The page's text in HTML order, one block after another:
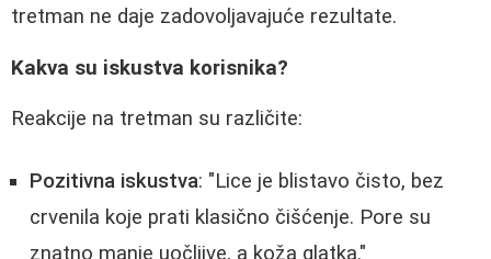
tretman ne daje zadovoljavajuće rezultate.
Kakva su iskustva korisnika?
Reakcije na tretman su različite:
Pozitivna iskustva: "Lice je blistavo čisto, bez
crvenila koje prati klasično čišćenje. Pore su
znatno manje uočljive, a koža glatka."